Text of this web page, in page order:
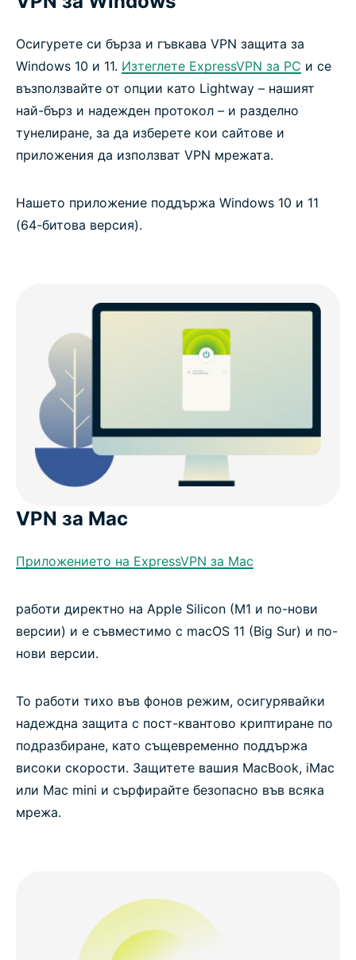
Осигурете си бърза и гъвкава VPN защита за
Windows 10 и 11. Изтеглете ExpressVPN за PC и се
възползвайте от опции като Lightway – нашият
най-бърз и надежден протокол – и разделно
тунелиране, за да изберете кои сайтове и
приложения да използват VPN мрежата.
Нашето приложение поддържа Windows 10 и 11
(64-битова версия).
VPN за Mac
Приложението на ExpressVPN за Mac
работи директно на Apple Silicon (M1 и по-нови
версии) и е съвместимо с macOS 11 (Big Sur) и по-
нови версии.
То работи тихо във фонов режим, осигурявайки
надеждна защита с пост-квантово криптиране по
подразбиране, като същевременно поддържа
високи скорости. Защитете вашия MacBook, iMac
или Mac mini и сърфирайте безопасно във всяка
мрежа.